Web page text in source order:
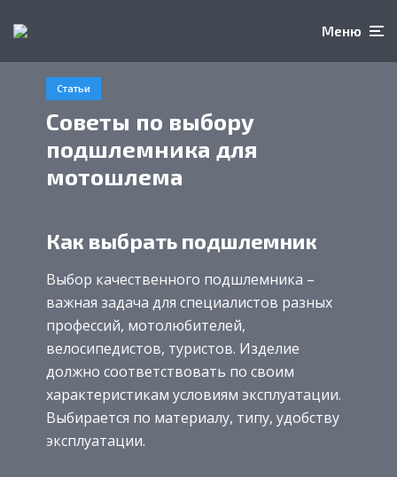
Меню
Статьи
Советы по выбору
подшлемника для
мотошлема
Как выбрать подшлемник
Выбор качественного подшлемника –
важная задача для специалистов разных
профессий, мотолюбителей,
велосипедистов, туристов. Изделие
должно соответствовать по своим
характеристикам условиям эксплуатации.
Выбирается по материалу, типу, удобству
эксплуатации.